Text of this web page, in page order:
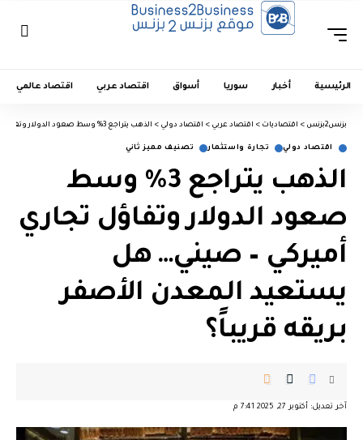
الرئيسية أخبار سوريا أسواق اقتصاد عربي اقتصاد عالمي
بزنس2بزنس > اقتصاديات > اقتصاد عربي > اقتصاد دولي > الذهب يتراجع 3% وسط صعود الدولار وتفاؤل تجاري أميركي – صيني… هل يستعيد المعدن الأصفر بريقه قريباً؟
اقتصاد دولي تجارة واستثمار تصنيف مميز ثاني
الذهب يتراجع 3% وسط
صعود الدولار وتفاؤل تجاري
أميركي – صيني… هل
يستعيد المعدن الأصفر
بريقه قريباً؟
آخر تعديل: أكتوبر 27, 2025 7:41 م